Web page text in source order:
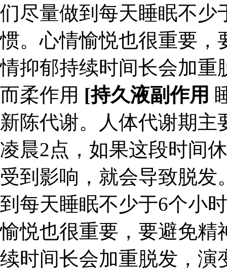
们尽量做到每天睡眠不少
惯。心情愉悦也很重要，
情抑郁持续时间长会加重
而柔作用 [持久液副作用
新陈代谢。人体代谢期主
凌晨2点，如果这段时间
受到影响，就会导致脱
到每天睡眠不少于6个小
愉悦也很重要，要避免精
续时间长会加重脱发，演